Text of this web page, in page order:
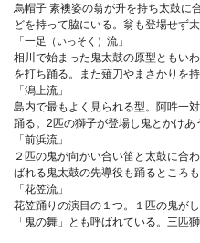
烏帽子 素襖姿の翁が升を持ち太鼓に
どを持って脇にいる。翁も登場せず
「一足
（いっそく） 流」
相川で始まった鬼太鼓の原型ともい
を打ち踊る。また薙刀やまさかりを
「潟上流」
島内で最もよく見られる型。阿吽一
踊る。2匹の獅子が登場し鬼とかけあ
「前浜流」
２匹の鬼が向かい合い笛と太鼓に合
ばれる鬼太鼓の先導役も踊るところも
「花笠流」
花笠踊りの演目の１つ。１匹の鬼が
「鬼の舞」とも呼ばれている。三匹